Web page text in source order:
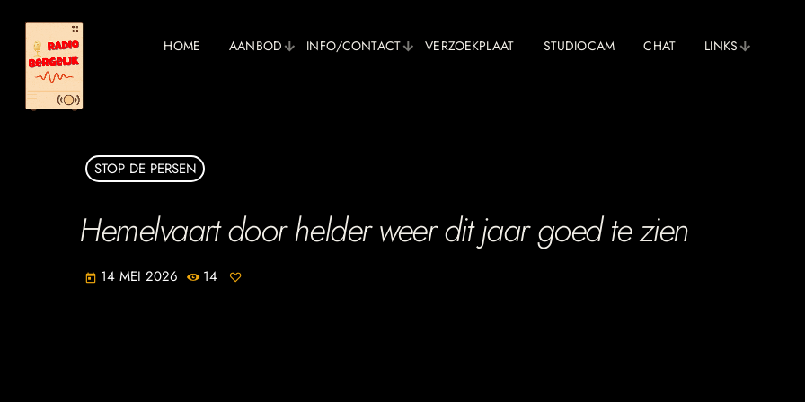
HOME AANBOD INFO/CONTACT VERZOEKPLAAT STUDIOCAM CHAT LINKS
STOP DE PERSEN
Hemelvaart door helder weer dit jaar goed te zien
today 14 MEI 2026 14